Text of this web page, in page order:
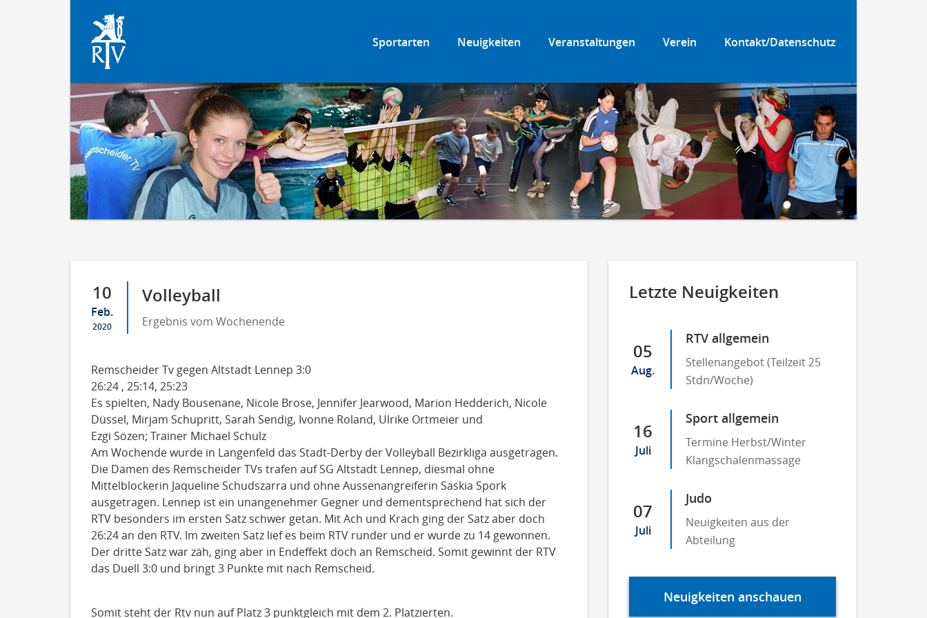
Kontakt/Datenschutz
Verein
Veranstaltungen
Neuigkeiten
Sportarten
10
Feb.
2020
Volleyball
Ergebnis vom Wochenende
Remscheider Tv gegen Altstadt Lennep 3:0
26:24 , 25:14, 25:23
Es spielten, Nady Bousenane, Nicole Brose, Jennifer Jearwood, Marion Hedderich, Nicole
Düssel, Mirjam Schupritt, Sarah Sendig, Ivonne Roland, Ulrike Ortmeier und
Ezgi Sözen; Trainer Michael Schulz
Am Wochende wurde in Langenfeld das Stadt-Derby der Volleyball Bezirkliga ausgetragen.
Die Damen des Remscheider TVs trafen auf SG Altstadt Lennep, diesmal ohne
Mittelblockerin Jaqueline Schudszarra und ohne Aussenangreiferin Saskia Spork
ausgetragen. Lennep ist ein unangenehmer Gegner und dementsprechend hat sich der
RTV besonders im ersten Satz schwer getan. Mit Ach und Krach ging der Satz aber doch
26:24 an den RTV. Im zweiten Satz lief es beim RTV runder und er wurde zu 14 gewonnen.
Der dritte Satz war zäh, ging aber in Endeffekt doch an Remscheid. Somit gewinnt der RTV
das Duell 3:0 und bringt 3 Punkte mit nach Remscheid.
Somit steht der Rtv nun auf Platz 3 punktgleich mit dem 2. Platzierten.
Letzte Neuigkeiten
05
Aug.
RTV allgemein
Stellenangebot (Teilzeit 25
Stdn/Woche)
16
Juli
Sport allgemein
Termine Herbst/Winter
Klangschalenmassage
07
Juli
Judo
Neuigkeiten aus der
Abteilung
Neuigkeiten anschauen